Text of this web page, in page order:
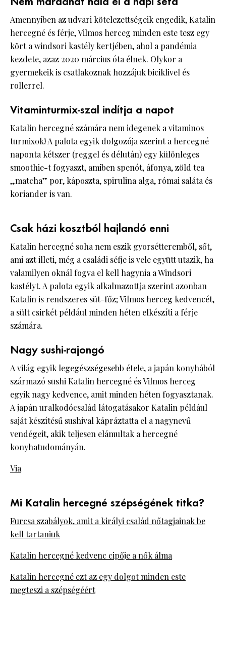
Nem maradhat nála el a napi séta
Amennyiben az udvari kötelezettségeik engedik, Katalin
hercegné és férje, Vilmos herceg minden este tesz egy
kört a windsori kastély kertjében, ahol a pandémia
kezdete, azaz 2020 március óta élnek. Olykor a
gyermekeik is csatlakoznak hozzájuk biciklivel és
rollerrel.
Vitaminturmix-szal indítja a napot
Katalin hercegné számára nem idegenek a vitaminos
turmixok! A palota egyik dolgozója szerint a hercegné
naponta kétszer (reggel és délután) egy különleges
smoothie-t fogyaszt, amiben spenót, áfonya, zöld tea
„matcha” por, káposzta, spirulina alga, római saláta és
koriander is van.
Csak házi kosztból hajlandó enni
Katalin hercegné soha nem eszik gyorsétteremből, sőt,
ami azt illeti, még a családi séfje is vele együtt utazik, ha
valamilyen oknál fogva el kell hagynia a Windsori
kastélyt. A palota egyik alkalmazottja szerint azonban
Katalin is rendszeres süt-főz; Vilmos herceg kedvencét,
a sült csirkét például minden héten elkészíti a férje
számára.
Nagy sushi-rajongó
A világ egyik legegészségesebb étele, a japán konyhából
származó sushi Katalin hercegné és Vilmos herceg
egyik nagy kedvence, amit minden héten fogyasztanak.
A japán uralkodócsalád látogatásakor Katalin például
saját készítésű sushival kápráztatta el a nagynevű
vendégeit, akik teljesen elámultak a hercegné
konyhatudományán.
Via
Mi Katalin hercegné szépségének titka?
Furcsa szabályok, amit a királyi család nőtagjainak be
kell tartaniuk
Katalin hercegné kedvenc cipője a nők álma
Katalin hercegné ezt az egy dolgot minden este
megteszi a szépségéért